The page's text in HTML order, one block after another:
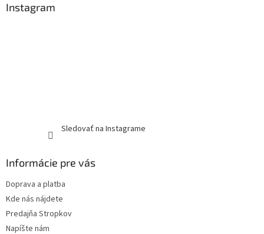
Instagram
Sledovať na Instagrame
Informácie pre vás
Doprava a platba
Kde nás nájdete
Predajňa Stropkov
Napíšte nám